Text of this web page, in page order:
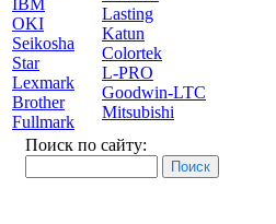
OKI
Seikosha
Star
Lexmark
Brother
Fullmark
Lasting
Katun
Colortek
L-PRO
Goodwin-LTC
Mitsubishi
Поиск по сайту: